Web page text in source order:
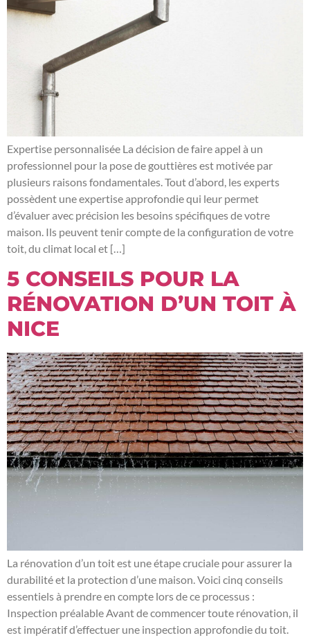
Expertise personnalisée La décision de faire appel à un
professionnel pour la pose de gouttières est motivée par
plusieurs raisons fondamentales. Tout d’abord, les experts
possèdent une expertise approfondie qui leur permet
d’évaluer avec précision les besoins spécifiques de votre
maison. Ils peuvent tenir compte de la configuration de votre
toit, du climat local et […]
5 CONSEILS POUR LA
RÉNOVATION D’UN TOIT À
NICE
La rénovation d’un toit est une étape cruciale pour assurer la
durabilité et la protection d’une maison. Voici cinq conseils
essentiels à prendre en compte lors de ce processus :
Inspection préalable Avant de commencer toute rénovation, il
est impératif d’effectuer une inspection approfondie du toit.